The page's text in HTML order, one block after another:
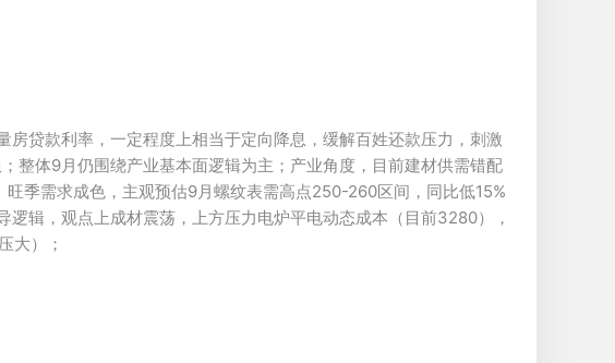
贷款利率，一定程度上相当于定向降息，缓解百姓还款压力，刺激
整体9月仍围绕产业基本面逻辑为主；产业角度，目前建材供需错配
季需求成色，主观预估9月螺纹表需高点250-260区间，同比低15%
辑，观点上成材震荡，上方压力电炉平电动态成本（目前3280），
大）；